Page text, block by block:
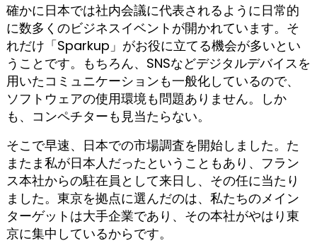
確かに日本では社内会議に代表されるように日常的
に数多くのビジネスイベントが開かれています。そ
れだけ「Sparkup」がお役に立てる機会が多いとい
うことです。もちろん、SNSなどデジタルデバイスを
用いたコミュニケーションも一般化しているので、
ソフトウェアの使用環境も問題ありません。しか
も、コンペチターも見当たらない。
そこで早速、日本での市場調査を開始しました。た
またま私が日本人だったということもあり、フラン
ス本社からの駐在員として来日し、その任に当たり
ました。東京を拠点に選んだのは、私たちのメイン
ターゲットは大手企業であり、その本社がやはり東
京に集中しているからです。